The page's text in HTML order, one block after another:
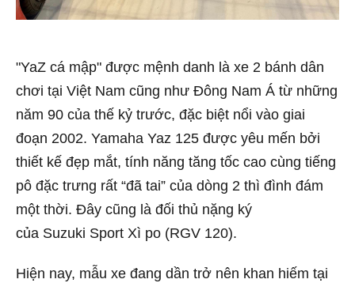
"YaZ cá mập" được mệnh danh là xe 2 bánh dân
chơi tại Việt Nam cũng như Đông Nam Á từ những
năm 90 của thế kỷ trước, đặc biệt nổi vào giai
đoạn 2002. Yamaha Yaz 125 được yêu mến bởi
thiết kế đẹp mắt, tính năng tăng tốc cao cùng tiếng
pô đặc trưng rất “đã tai” của dòng 2 thì đình đám
một thời. Đây cũng là đối thủ nặng ký
của Suzuki Sport Xì po (RGV 120).
Hiện nay, mẫu xe đang dần trở nên khan hiếm tại